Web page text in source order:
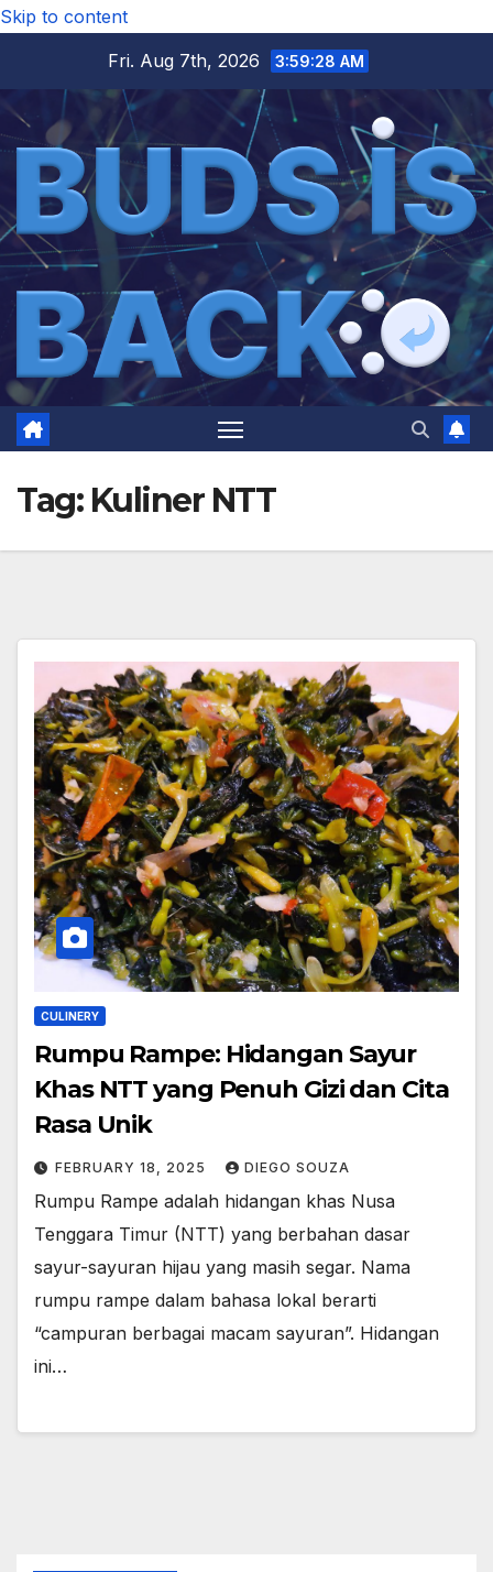
Skip to content
Fri. Aug 7th, 2026
3:59:29 AM
Tag: Kuliner NTT
CULINERY
Rumpu Rampe: Hidangan Sayur
Khas NTT yang Penuh Gizi dan Cita
Rasa Unik
FEBRUARY 18, 2025 DIEGO SOUZA
Rumpu Rampe adalah hidangan khas Nusa
Tenggara Timur (NTT) yang berbahan dasar
sayur-sayuran hijau yang masih segar. Nama
rumpu rampe dalam bahasa lokal berarti
“campuran berbagai macam sayuran”. Hidangan
ini…